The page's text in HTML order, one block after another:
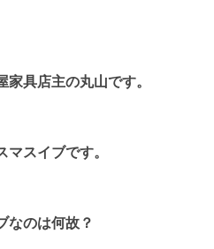
具店主の丸山です。
スイブです。
なのは何故？